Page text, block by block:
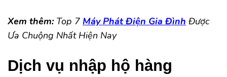
Xem thêm: Top 7 Máy Phát Điện Gia Đình Được
Ưa Chuộng Nhất Hiện Nay
Dịch vụ nhập hộ hàng